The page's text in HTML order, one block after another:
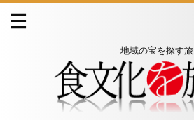
地域の宝を探す旅